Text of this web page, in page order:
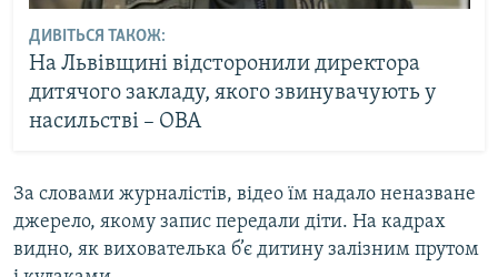
ДИВІТЬСЯ ТАКОЖ:
На Львівщині відсторонили директора
дитячого закладу, якого звинувачують у
насильстві – ОВА
За словами журналістів, відео їм надало неназване
джерело, якому запис передали діти. На кадрах
видно, як вихователька б’є дитину залізним прутом